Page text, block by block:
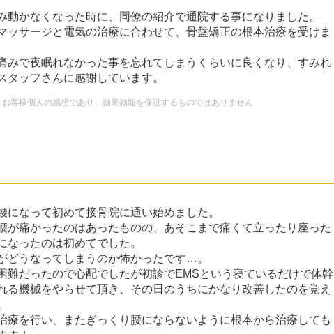
動かなくなった時に、同僚の紹介で通院する事になりました。
ッサージと電気の治療に合わせて、骨盤矯正の根本治療を受けま
みで夜眠れなかった事を忘れてしまうくらいに良くなり、すみれ
タッフさんに感謝しています。
お客様個人の感想であり、効果効能を保証するものではありません
になって初めて接骨院に通い始めました。
が痛かったのはあったものの、あそこまで痛くて立ったり座った
なったのは初めてでした。
どうなってしまうのか怖かったです…。
難だったので心配でしたが初診でEMSという寝ているだけで体幹
る機械をやらせて頂き、その日のうちにかなり改善したのを覚え
療を行い、またぎっくり腰にならないように根本から治療しても